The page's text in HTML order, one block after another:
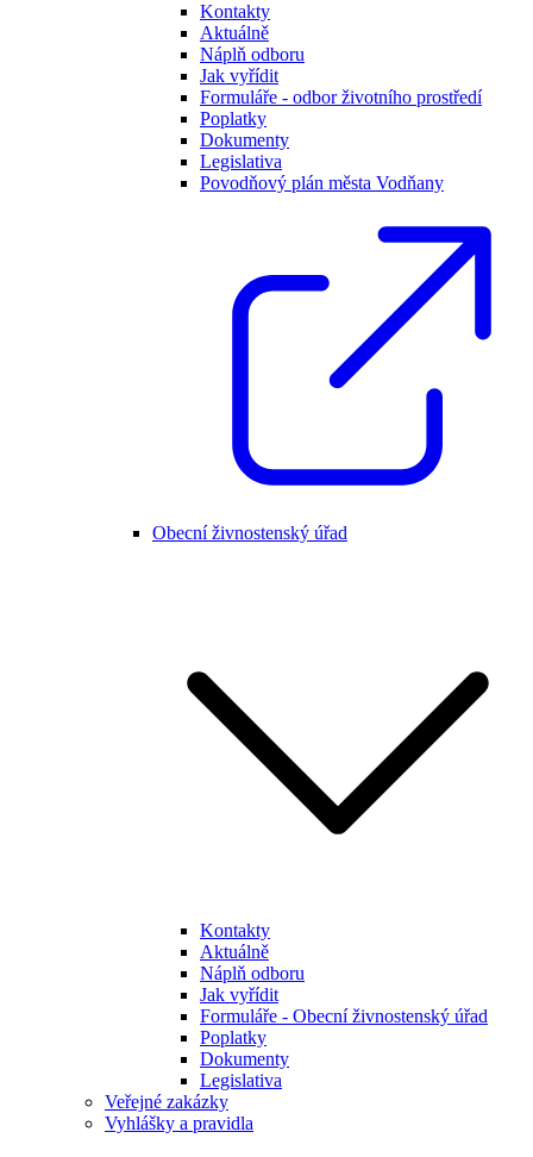
Kontakty
Aktuálně
Náplň odboru
Jak vyřídit
Formuláře - odbor životního prostředí
Poplatky
Dokumenty
Legislativa
Povodňový plán města Vodňany
Obecní živnostenský úřad
Kontakty
Aktuálně
Náplň odboru
Jak vyřídit
Formuláře - Obecní živnostenský úřad
Poplatky
Dokumenty
Legislativa
Veřejné zakázky
Vyhlášky a pravidla